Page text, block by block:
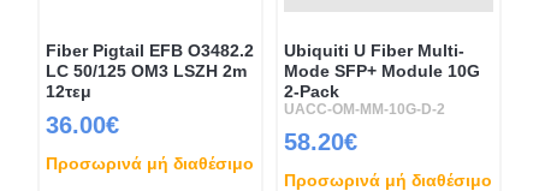
Fiber Pigtail EFB O3482.2
LC 50/125 OM3 LSZH 2m
12τεμ
36.00€
Προσωρινά μή διαθέσιμο
Ubiquiti U Fiber Multi-
Mode SFP+ Module 10G
2-Pack
UACC-OM-MM-10G-D-2
58.20€
Προσωρινά μή διαθέσιμο